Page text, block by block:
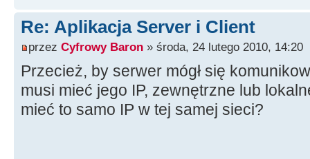
Re: Aplikacja Server i Client
przez Cyfrowy Baron » środa, 24 lutego 2010, 14:20
Przecież, by serwer mógł się
musi mieć jego IP, zewnętrzne lub
mieć to samo IP w tej samej sieci?